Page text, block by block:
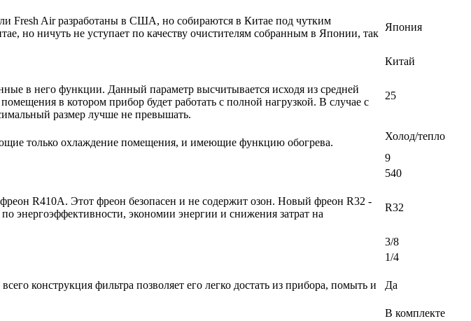
Fresh Air разработаны в США, но собираются в Китае под чутким
но ничуть не уступает по качеству очистителям собранным в Японии, так
Япония
Китай
в него функции. Данный параметр высчитывается исходя из средней
в котором прибор будет работать с полной нагрузкой. В случае с
размер лучше не превышать.
25
только охлаждение помещения, и имеющие функцию обогрева.
Холод/тепло
9
540
R410A. Этот фреон безопасен и не содержит озон. Новый фреон R32 -
энергоэффективности, экономии энергии и снижения затрат на
R32
3/8
1/4
конструкция фильтра позволяет его легко достать из прибора, помыть и
Да
В комплекте